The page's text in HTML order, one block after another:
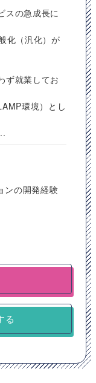
スの急成長に
化（汎化）が
ず就業してお
環境）とし
ンの開発経験
る